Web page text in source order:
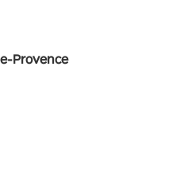
Provence